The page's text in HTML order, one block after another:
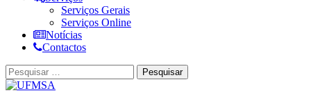
Serviços Gerais
Serviços Online
Notícias
Contactos